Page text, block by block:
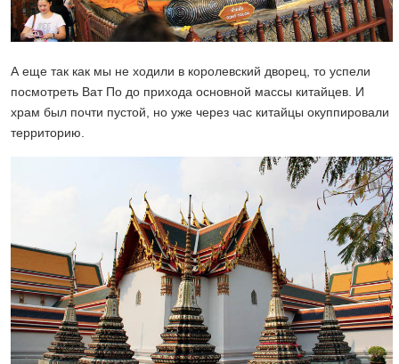
А еще так как мы не ходили в королевский дворец, то успели
посмотреть Ват По до прихода основной массы китайцев. И
храм был почти пустой, но уже через час китайцы окуппировали
территорию.